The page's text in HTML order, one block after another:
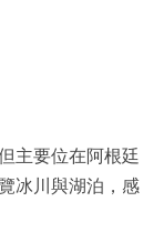
主要位在阿根廷
冰川與湖泊，感